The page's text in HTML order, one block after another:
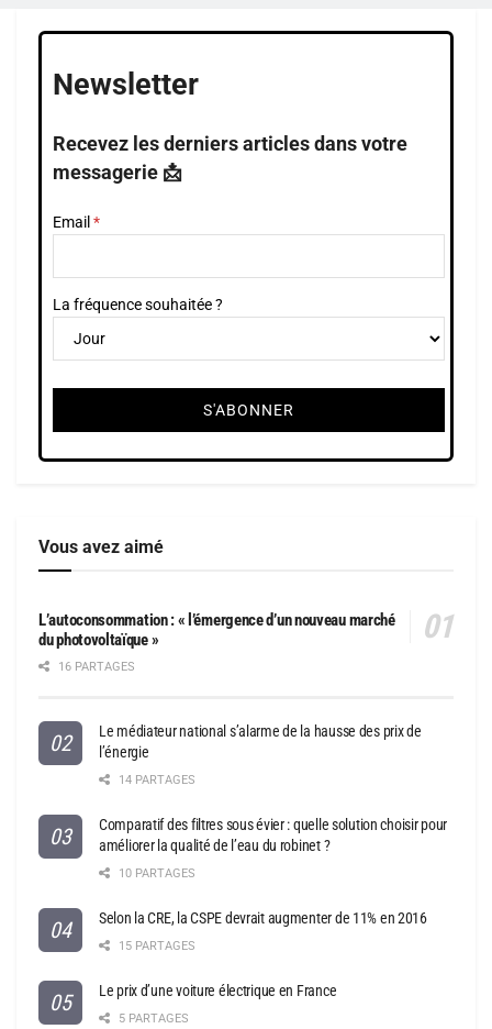
Newsletter
Recevez les derniers articles dans votre
messagerie 📩
Email
La fréquence souhaitée ?
Vous avez aimé
L’autoconsommation : « l’émergence d’un nouveau marché
du photovoltaïque »
16 PARTAGES
Le médiateur national s’alarme de la hausse des prix de
l’énergie
14 PARTAGES
Comparatif des filtres sous évier : quelle solution choisir pour
améliorer la qualité de l’eau du robinet ?
10 PARTAGES
Selon la CRE, la CSPE devrait augmenter de 11% en 2016
15 PARTAGES
Le prix d’une voiture électrique en France
5 PARTAGES